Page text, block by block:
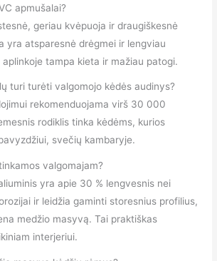
apmušalai?
geriau kvėpuoja ir draugiškesnė
yra atsparesnė drėgmei ir lengviau
tampa kieta ir mažiau patogi.
turi turėti valgomojo kėdės audinys?
rekomenduojama virš 30 000
rodiklis tinka kėdėms, kurios
svečių kambaryje.
valgomajam?
yra apie 30 % lengvesnis nei
ir leidžia gaminti storesnius profilius,
medžio masyvą. Tai praktiškas
interjeriui.